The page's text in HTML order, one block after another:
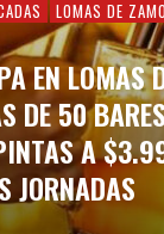
LOMAS DE
EN LOMAS
DE 50
A
JORNADAS